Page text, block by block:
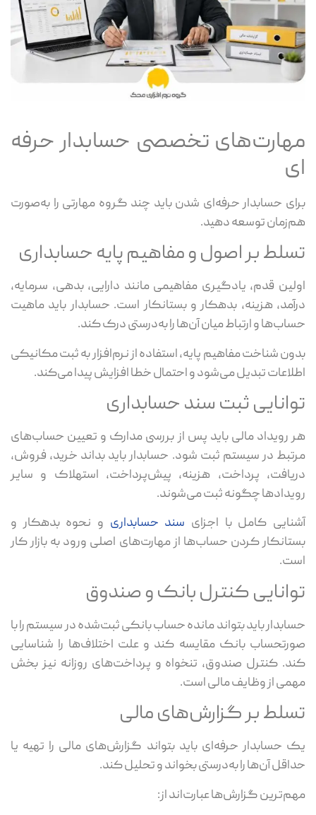
مهارت‌های تخصصی حسابدار حرفه‌
ای
برای حسابدار حرفه‌ای شدن باید چند گروه مهارتی را به‌صورت
هم‌زمان توسعه دهید.
تسلط بر اصول و مفاهیم پایه حسابداری
اولین قدم، یادگیری مفاهیمی مانند دارایی، بدهی، سرمایه،
درآمد، هزینه، بدهکار و بستانکار است. حسابدار باید ماهیت
حساب‌ها و ارتباط میان آن‌ها را به‌درستی درک کند.
بدون شناخت مفاهیم پایه، استفاده از نرم‌افزار به ثبت مکانیکی
اطلاعات تبدیل می‌شود و احتمال خطا افزایش پیدا می‌کند.
توانایی ثبت سند حسابداری
هر رویداد مالی باید پس از بررسی مدارک و تعیین حساب‌های
مرتبط در سیستم ثبت شود. حسابدار باید بداند خرید، فروش،
دریافت، پرداخت، هزینه، پیش‌پرداخت، استهلاک و سایر
رویدادها چگونه ثبت می‌شوند.
آشنایی کامل با اجزای سند حسابداری و نحوه بدهکار و
بستانکار کردن حساب‌ها از مهارت‌های اصلی ورود به بازار کار
است.
توانایی کنترل بانک و صندوق
حسابدار باید بتواند مانده حساب بانکی ثبت‌شده در سیستم را با
صورتحساب بانک مقایسه کند و علت اختلاف‌ها را شناسایی
کند. کنترل صندوق، تنخواه و پرداخت‌های روزانه نیز بخش
مهمی از وظایف مالی است.
تسلط بر گزارش‌های مالی
یک حسابدار حرفه‌ای باید بتواند گزارش‌های مالی را تهیه یا
حداقل آن‌ها را به‌درستی بخواند و تحلیل کند.
مهم‌ترین گزارش‌ها عبارت‌اند از: